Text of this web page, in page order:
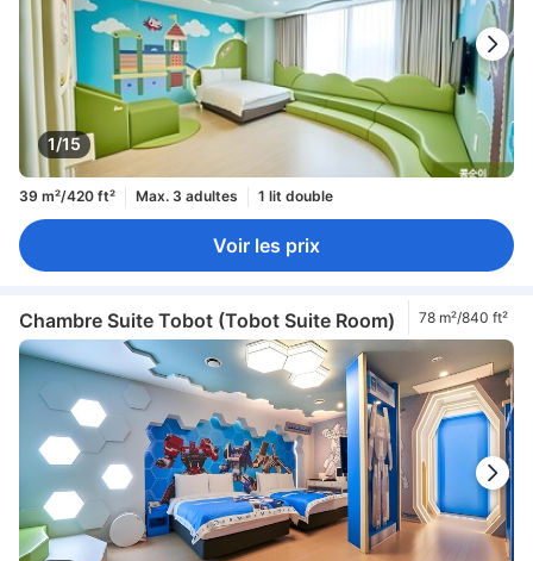
1/15
39 m²/420 ft² Max. 3 adultes 1 lit double
Voir les prix
Chambre Suite Tobot (Tobot Suite Room) 78 m²/840 ft²